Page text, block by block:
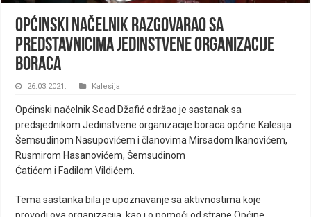
Općinski načelnik razgovarao sa
predstavnicima Jedinstvene organizacije
boraca
26.03.2021. Kalesija
Općinski načelnik Sead Džafić održao je sastanak sa
predsjednikom Jedinstvene organizacije boraca općine Kalesija
Šemsudinom Nasupovićem i članovima Mirsadom Ikanovićem,
Rusmirom Hasanovićem, Šemsudinom
Ćatićem i Fadilom Vildićem.
Tema sastanka bila je upoznavanje sa aktivnostima koje
provodi ova organizacija, kao i o pomoći od strane Općine